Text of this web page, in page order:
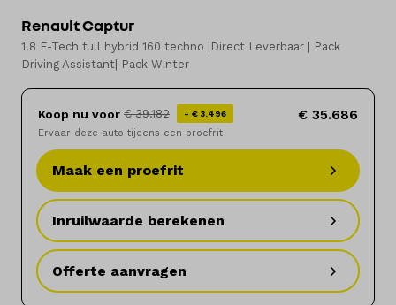
Elektrisch
Onderhoud
Diensten
Contact
Mijn account
Vacatures
Renault Captur
1.8 E-Tech full hybrid 160 techno |Direct Leverbaar | Pack
Driving Assistant| Pack Winter
Koop nu voor € 39.182 - € 3.496 € 35.686
Ervaar deze auto tijdens een proefrit
Maak een proefrit
Inruilwaarde berekenen
Offerte aanvragen